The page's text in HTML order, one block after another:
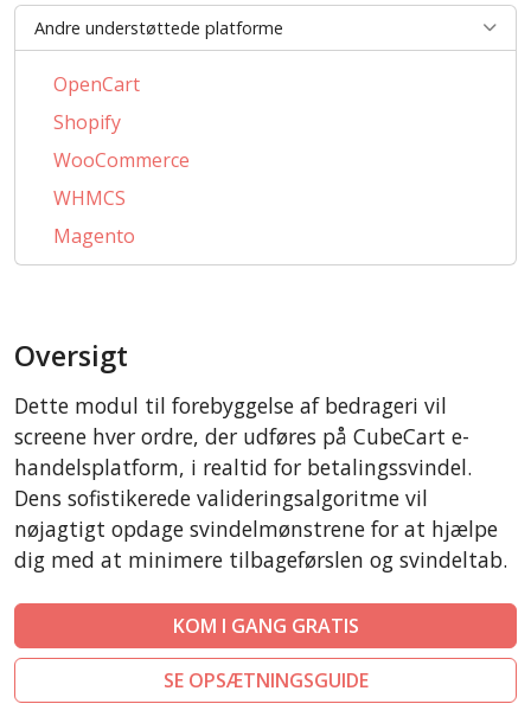
Andre understøttede platforme
OpenCart
Shopify
WooCommerce
WHMCS
Magento
PrestaShop
AbanteCart
LiteCart
ZenCart
PinnacleCart
FoxyCart
nopCommerce
Ecwid by Lightspeed
Oversigt
Dette modul til forebyggelse af bedrageri vil
screene hver ordre, der udføres på CubeCart e-
handelsplatform, i realtid for betalingssvindel.
Dens sofistikerede valideringsalgoritme vil
nøjagtigt opdage svindelmønstrene for at hjælpe
dig med at minimere tilbageførslen og svindeltab.
KOM I GANG GRATIS
SE OPSÆTNINGSGUIDE